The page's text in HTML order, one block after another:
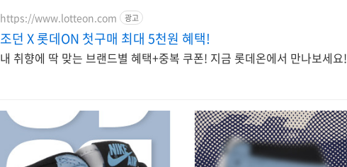
https://www.lotteon.com 광고
조던 X 롯데ON 첫구매 최대 5천원 혜택!
내 취향에 딱 맞는 브랜드별 혜택+중복 쿠폰! 지금 롯데온에서 만나보세요!